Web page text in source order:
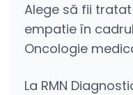
Alege să fii
empatie în
Oncologie
La RMN